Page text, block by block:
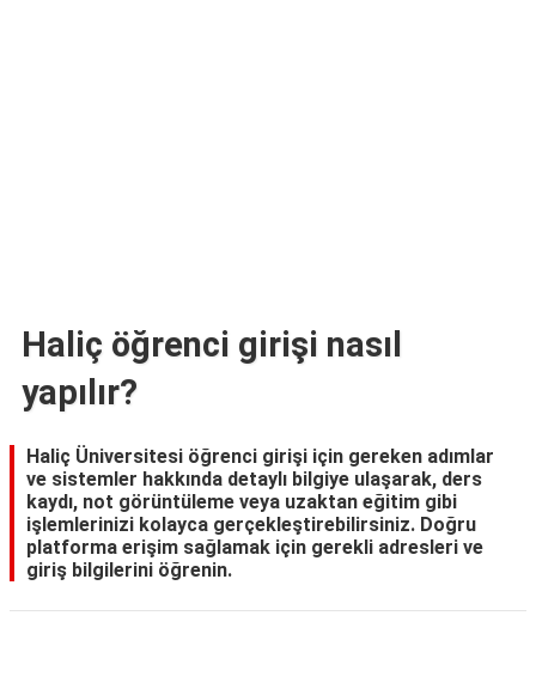
Haliç öğrenci girişi nasıl
yapılır?
Haliç Üniversitesi öğrenci girişi için gereken adımlar
ve sistemler hakkında detaylı bilgiye ulaşarak, ders
kaydı, not görüntüleme veya uzaktan eğitim gibi
işlemlerinizi kolayca gerçekleştirebilirsiniz. Doğru
platforma erişim sağlamak için gerekli adresleri ve
giriş bilgilerini öğrenin.